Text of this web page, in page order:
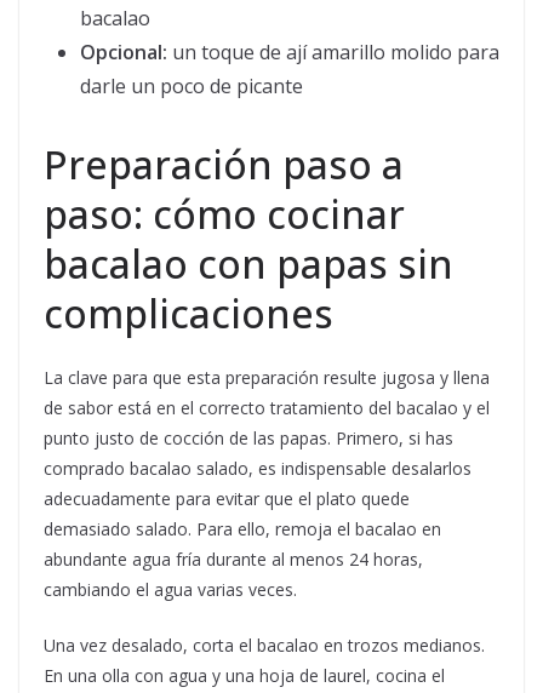
bacalao
Opcional: un toque de ají amarillo molido para
darle un poco de picante
Preparación paso a
paso: cómo cocinar
bacalao con papas sin
complicaciones
La clave para que esta preparación resulte jugosa y llena
de sabor está en el correcto tratamiento del bacalao y el
punto justo de cocción de las papas. Primero, si has
comprado bacalao salado, es indispensable desalarlos
adecuadamente para evitar que el plato quede
demasiado salado. Para ello, remoja el bacalao en
abundante agua fría durante al menos 24 horas,
cambiando el agua varias veces.
Una vez desalado, corta el bacalao en trozos medianos.
En una olla con agua y una hoja de laurel, cocina el